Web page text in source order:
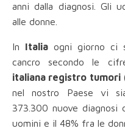
anni dalla diagnosi. Gli
alle donne.
In Italia ogni giorno ci
cancro secondo le
italiana registro tumori
nel nostro Paese vi
373.300 nuove
uomini e il 48% fra le